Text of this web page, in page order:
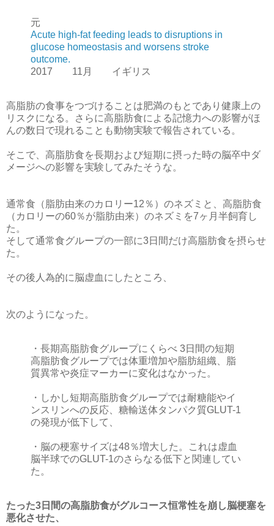
元
Acute high-fat feeding leads to disruptions in
glucose homeostasis and worsens stroke
outcome.
2017 11月 イギリス
高脂肪の食事をつづけることは肥満のもとであり健康上の
リスクになる。さらに高脂肪食による記憶力への影響がほ
んの数日で現れることも動物実験で報告されている。
そこで、高脂肪食を長期および短期に摂った時の脳卒中ダ
メージへの影響を実験してみたそうな。
通常食（脂肪由来のカロリー12％）のネズミと、高脂肪食
（カロリーの60％が脂肪由来）のネズミを7ヶ月半飼育し
た。
そして通常食グループの一部に3日間だけ高脂肪食を摂らせ
た。
その後人為的に脳虚血にしたところ、
次のようになった。
・長期高脂肪食グループにくらべ 3日間の短期
高脂肪食グループでは体重増加や脂肪組織、脂
質異常や炎症マーカーに変化はなかった。
・しかし短期高脂肪食グループでは耐糖能やイ
ンスリンへの反応、糖輸送体タンパク質GLUT-1
の発現が低下して、
・脳の梗塞サイズは48％増大した。これは虚血
脳半球でのGLUT-1のさらなる低下と関連してい
た。
たった3日間の高脂肪食がグルコース恒常性を崩し脳梗塞を
悪化させた、